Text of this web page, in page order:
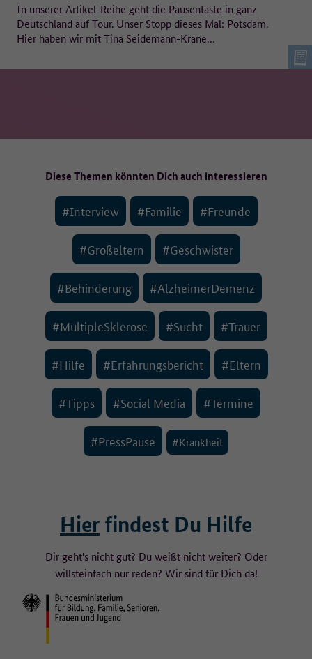
In unserer Artikel-Reihe geht die Pausentaste in ganz
Deutschland auf Tour. Unser Stopp dieses Mal: Potsdam.
Hier haben wir mit Tina Seidemann-Krane…
Diese Themen könnten Dich auch interessieren
#Interview #Familie #Freunde
#Großeltern #Geschwister
#Behinderung #AlzheimerDemenz
#MultipleSklerose #Sucht #Trauer
#Hilfe #Erfahrungsbericht #Eltern
#Tipps #Social Media #Termine
#PressPause #Krankheit
Hier findest Du Hilfe
Dir geht's nicht gut? Du weißt nicht weiter? Oder
willsteinfach nur reden? Wir sind für Dich da!